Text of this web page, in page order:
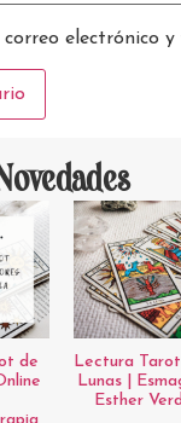
electrónico
de
Lectura
Lunas |
Esther